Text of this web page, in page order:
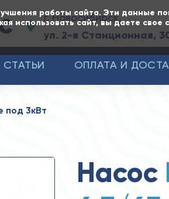
работы сайта. Эти данные
использовать сайт, вы даете
г. Новосибирск,
ул. 2-я Станционная,
СТАТЬИ ОПЛАТА И
3кВт
Насос